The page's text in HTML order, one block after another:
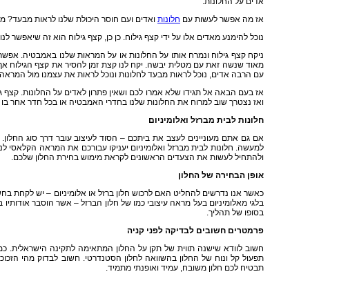
אז מה אפשר לעשות עם חלונות ואדים ועם חוסר היכולת שלנו לראות
נוכל להימנע מאדים אלו על ידי קצף גילוח. כן כן, קצף גילוח הוא זה
ניקח קצף גילוח ונמרח אותו על החלונות או על המראות שלנו באמבטיה.
מאוד שנשה זאת עם מטלית יבשה. יקח לנו קצת זמן להסיר את קצף הגילוח
עם הרבה אדים, נוכל לראות מבעד לחלונות ונוכל לראות את עצמנו מול
אז בעם הבאה אל תגידו שלא אמרו לכם ושאין פתרון לאדים על החלונות.
ואז נצטרך שוב למרוח את החלונות שלנו בחדרי האמבטיה או בכל חדר אחר
חלונות לבית מברזל ואלומיניום
אם גם אתם מעוניינים לעצב את ביתכם – הסוד לעיצוב עובר דרך סוג
למעשה. חלונות לבית מברזל ואלומיניום יעניקו עבורכם את המראה הקלאסי
ולהתחיל לעשות את הצעדים הראשונים לקראת מימוש בחירת החלון שלכם.
אופן הבחירה של החלון
כאשר אנו נדרשים להחליט האם לרכוש חלון ברזל או אלומיניום – יש לקחת
בלגי מאלומיניום בעל מראה עיצובי כמו של חלון הברזל – אשר הוסבר
בסופו של תהליך.
פרמטרים חשובים לבדיקה לפני קניה
חשוב לוודא שישנה תווית של תקן על החלון המתאימה לתקינה הישראלית.
תפעול קל ונוח של החלון בהשוואה לחלון הסטנדרטי. חשוב לבדוק מהי
תבטיח לכם חלון משובח, עמיד ואופנתי מתמיד.